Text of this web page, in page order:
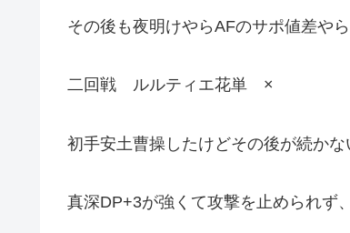
その後も夜明けやらAFのサポ値差や
二回戦 ルルティエ花単 ×
初手安土曹操したけどその後が続かな
真深DP+3が強くて攻撃を止められず